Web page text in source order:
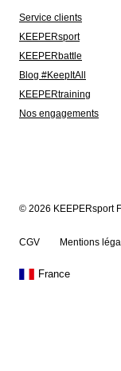
Service clients
KEEPERsport
KEEPERbattle
Blog #KeepItAll
KEEPERtraining
Nos engagements
© 2026 KEEPERsport
CGV Mentions
France